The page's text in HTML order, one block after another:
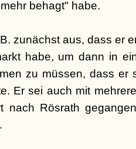
behagt" habe.
zunächst aus, dass er
habe, um dann in
zu müssen, dass er
Er sei auch mit
nach Rösrath